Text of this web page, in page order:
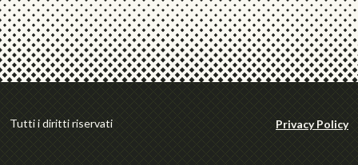
Tutti i diritti riservati Privacy Policy